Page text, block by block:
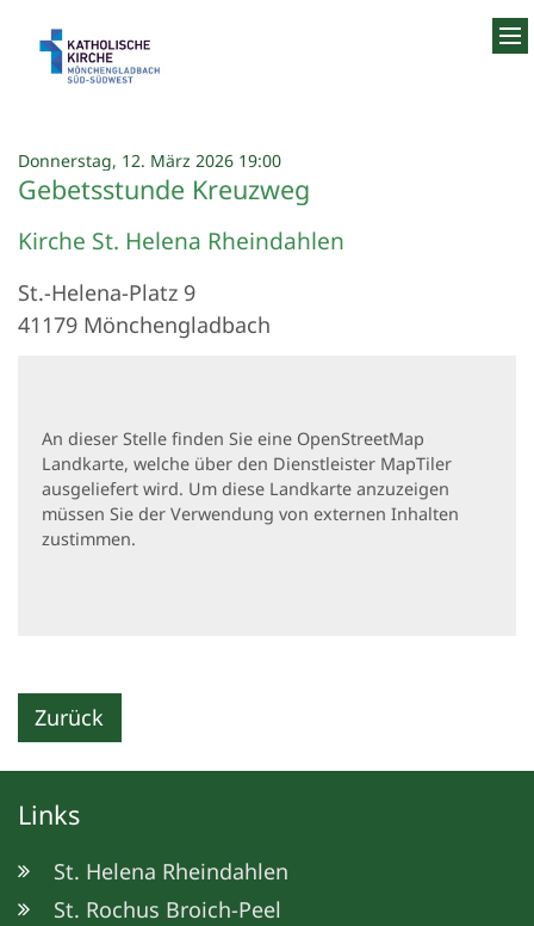
Donnerstag, 12. März 2026 19:00:
Gebetsstunde Kreuzweg
Kirche St. Helena Rheindahlen
St.-Helena-Platz 9
41179 Mönchengladbach
An dieser Stelle finden Sie eine OpenStreetMap
Landkarte, welche über den Dienstleister MapTiler
ausgeliefert wird. Um diese Landkarte anzuzeigen
müssen Sie der Verwendung von externen Inhalten
zustimmen.
Zurück
Links
St. Helena Rheindahlen
St. Rochus Broich-Peel